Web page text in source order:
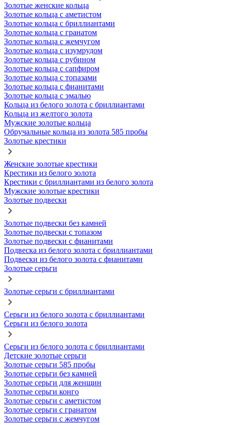
Золотые женские кольца
Золотые кольца с аметистом
Золотые кольца с бриллиантами
Золотые кольца с гранатом
Золотые кольца с жемчугом
Золотые кольца с изумрудом
Золотые кольца с рубином
Золотые кольца с сапфиром
Золотые кольца с топазами
Золотые кольца с фианитами
Золотые кольца с эмалью
Кольца из белого золота с бриллиантами
Кольца из желтого золота
Мужские золотые кольца
Обручальные кольца из золота 585 пробы
Золотые крестики
Женские золотые крестики
Крестики из белого золота
Крестики с бриллиантами из белого золота
Мужские золотые крестики
Золотые подвески
Золотые подвески без камней
Золотые подвески с топазом
Золотые подвески с фианитами
Подвеска из белого золота с бриллиантами
Подвески из белого золота с фианитами
Золотые серьги
Золотые серьги с бриллиантами
Серьги из белого золота с бриллиантами
Серьги из белого золота
Серьги из белого золота с бриллиантами
Детские золотые серьги
Золотые серьги 585 пробы
Золотые серьги без камней
Золотые серьги для женщин
Золотые серьги конго
Золотые серьги с аметистом
Золотые серьги с гранатом
Золотые серьги с жемчугом